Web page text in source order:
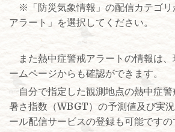
※「防災気象情報」の配信カテゴリ
アラート」を選択してください。
また熱中症警戒アラートの情報は、
ームページからも確認ができます。
自分で指定した観測地点の熱中症警
暑さ指数（WBGT）の予測値及び実
ール配信サービスの登録も可能です